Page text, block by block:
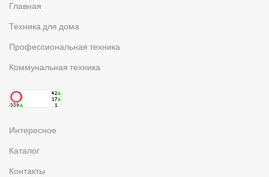
Главная
Техника для дома
Профессиональная техника
Коммунальная техника
Интересное
Каталог
Контакты